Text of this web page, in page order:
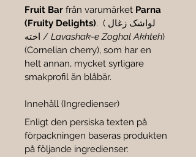
Fruit Bar från varumärket Parna
(Fruity Delights).  (لواشک زغال
اخته / Lavashak-e Zoghal Akhteh)
(Cornelian cherry), som har en
helt annan, mycket syrligare
smakprofil än blåbär.
Innehåll (Ingredienser)
Enligt den persiska texten på
förpackningen baseras produkten
på följande ingredienser: